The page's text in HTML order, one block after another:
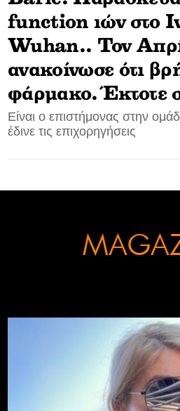
CONTACT
function ιών στο
Wuhan.. Τον
ανακοίνωσε ότι
φάρμακο. Έκτοτε
Είναι ο επιστήμονας στην
έδινε τις επιχορηγήσεις